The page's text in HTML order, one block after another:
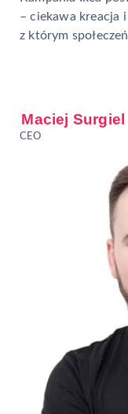
– ciekawa kreacja
z którym
Maciej Surgiel
CEO